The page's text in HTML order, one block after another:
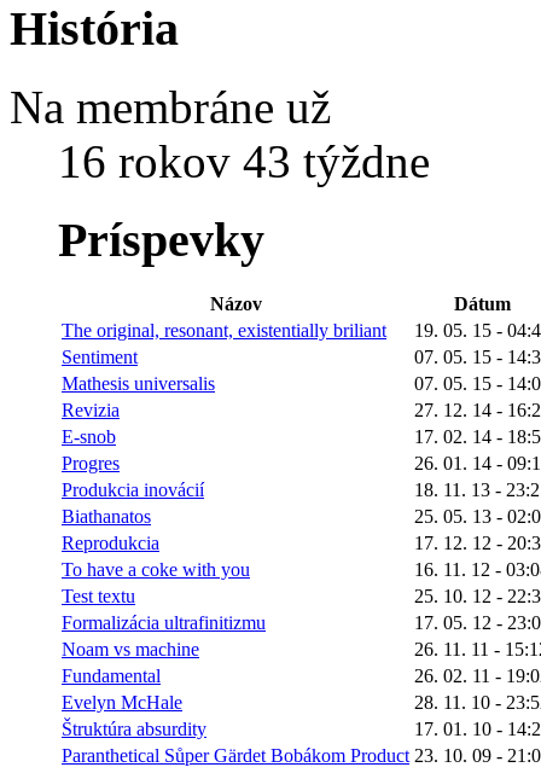
História
Na membráne už
16 rokov 43 týždne
Príspevky
Názov
Dátum
The original, resonant, existentially briliant
19. 05. 15 -
Sentiment
07. 05. 15 -
Mathesis universalis
07. 05. 15 -
Revizia
27. 12. 14 -
E-snob
17. 02. 14 -
Progres
26. 01. 14 -
Produkcia inovácií
18. 11. 13 -
Biathanatos
25. 05. 13 -
Reprodukcia
17. 12. 12 -
To have a coke with you
16. 11. 12 -
Test textu
25. 10. 12 -
Formalizácia ultrafinitizmu
17. 05. 12 -
Noam vs machine
26. 11. 11 -
Fundamental
26. 02. 11 -
Evelyn McHale
28. 11. 10 -
Štruktúra absurdity
17. 01. 10 -
Paranthetical Sůper Gärdet Bobákom Product 23. 10. 09 -